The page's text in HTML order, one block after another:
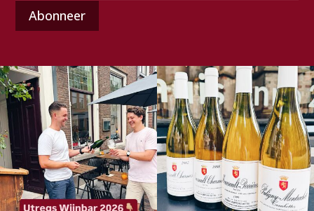
mailadres